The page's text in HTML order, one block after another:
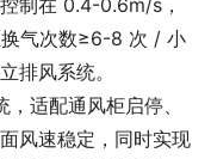
制在 0.4-0.6m/s，
气次数≥6-8 次 / 小
排风系统。
适配通风柜启停、
风速稳定，同时实现